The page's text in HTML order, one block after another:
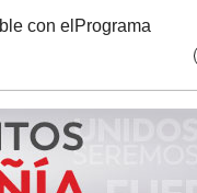
con el Programa